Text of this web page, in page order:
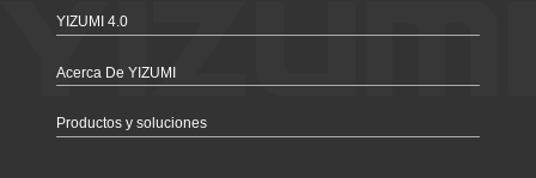
YIZUMI 4.0
Acerca De YIZUMI
Productos y soluciones